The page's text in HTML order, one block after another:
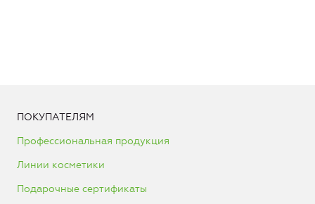
ПОКУПАТЕЛЯМ
Профессиональная продукция
Линии косметики
Подарочные сертификаты